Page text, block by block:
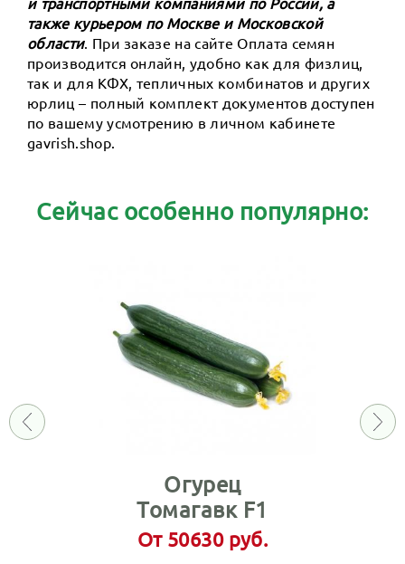
также курьером по Москве и Московской
области. При заказе на сайте Оплата семян
производится онлайн, удобно как для физлиц,
так и для КФХ, тепличных комбинатов и других
юрлиц – полный комплект документов доступен
по вашему усмотрению в личном кабинете
gavrish.shop.
Сейчас особенно популярно:
Огурец
Томагавк F1
От 50630 руб.